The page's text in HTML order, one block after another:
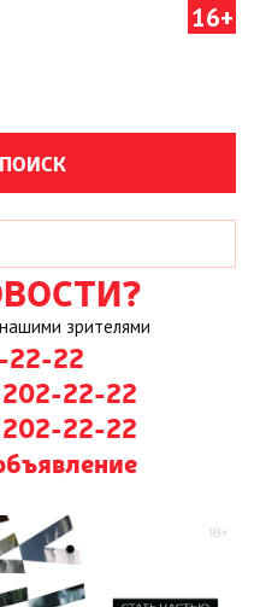
16+
зрителями
22-22
202-22-22
202-22-22